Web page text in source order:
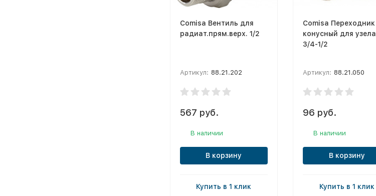
Comisa Вентиль для
радиат.прям.верх. 1/2
Артикул: 88.21.202
567 руб.
В наличии
В корзину
Купить в 1 клик
Comisa Переходник
конусный для узела
3/4-1/2
Артикул: 88.21.050
96 руб.
В наличии
В корзину
Купить в 1 клик